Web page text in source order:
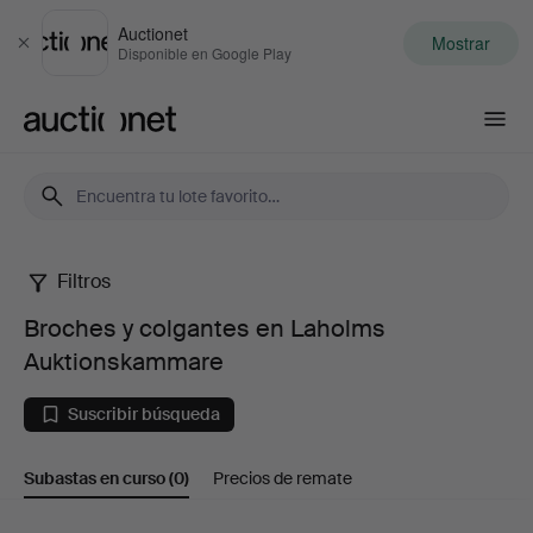
Cerrar
Auctionet
Disponible en Google Play Mostrar
Broches
colgantes
en
Filtros
Broches y colgantes en Laholms
Auktionskammare
Suscribir búsqueda
Subastas en curso(0) Precios de remate